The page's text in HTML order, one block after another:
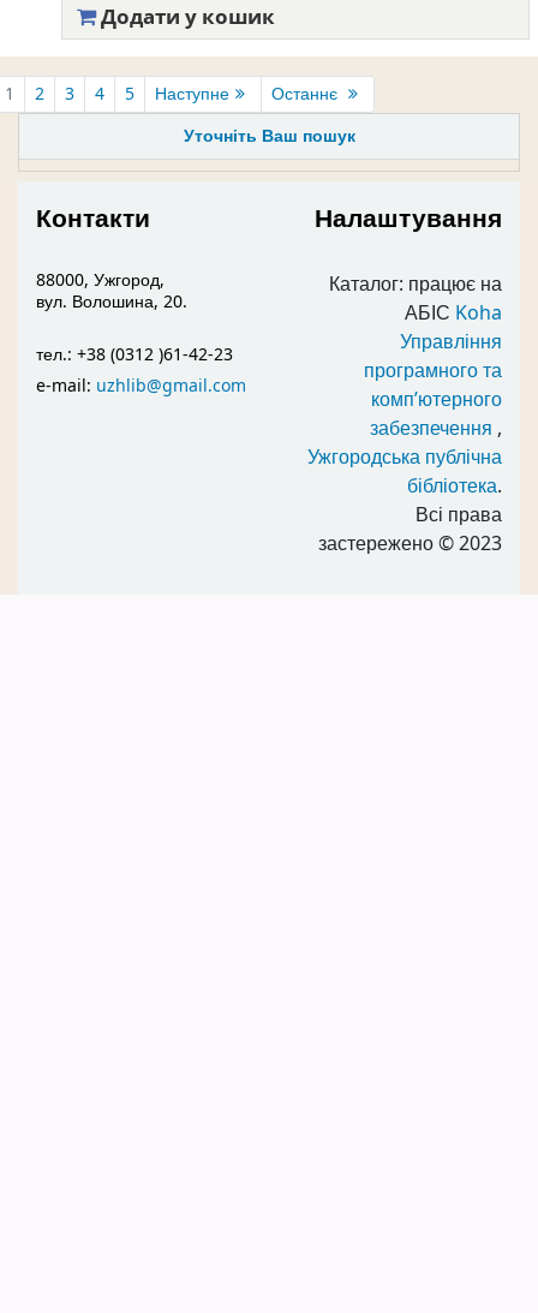
Уточніть Ваш пошук
Додати у кошик
1 2 3 4 5 Наступне Останнє
Контакти
88000, Ужгород,
вул. Волошина, 20.
тел.: +38 (0312 )61-42-23
e-mail: uzhlib@gmail.com
Налаштування
Каталог: працює на
АБІС Koha
Управління
програмного та
комп’ютерного
забезпечення ,
Ужгородська публічна
бібліотека.
Всі права
застережено© 2023